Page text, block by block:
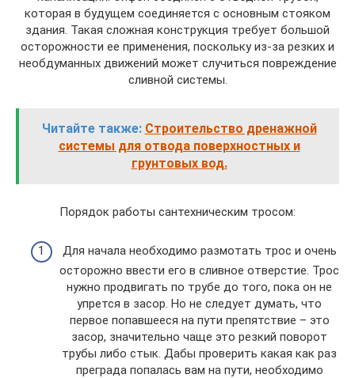
которая в будущем соединяется с основным стояком
здания. Такая сложная конструкция требует большой
осторожности ее применения, поскольку из-за резких и
необдуманных движений может случиться повреждение
сливной системы.
Читайте также: Строительство дренажной
системы для отвода поверхностных и
грунтовых вод.
Порядок работы сантехническим тросом:
Для начала необходимо размотать трос и очень
осторожно ввести его в сливное отверстие. Трос
нужно продвигать по трубе до того, пока он не
упрется в засор. Но не следует думать, что
первое попавшееся на пути препятствие – это
засор, значительно чаще это резкий поворот
трубы либо стык. Дабы проверить какая как раз
преграда попалась вам на пути, необходимо